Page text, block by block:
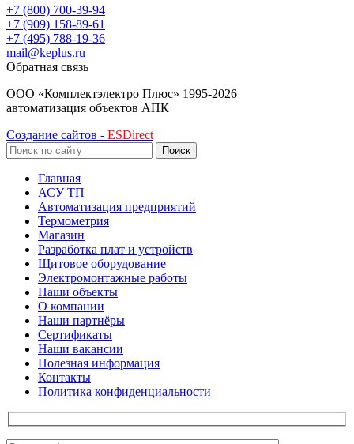
+7 (800) 700-39-94
+7 (909) 158-89-61
+7 (495) 788-19-36
mail@keplus.ru
Обратная связь
ООО «Комплектэлектро Плюс» 1995-2026
автоматизация объектов АПК
Создание сайтов - ESDirect
Поиск
Главная
АСУ ТП
Автоматизация предприятий
Термометрия
Магазин
Разработка плат и устройств
Щитовое оборудование
Электромонтажные работы
Наши объекты
О компании
Наши партнёры
Сертификаты
Наши вакансии
Полезная информация
Контакты
Политика конфиденциальности